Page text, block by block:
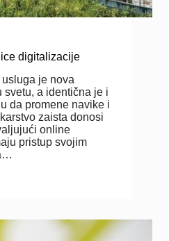
digitalizacije
je nova
svetu, a identična je i
da promene navike i
zaista donosi
online
pristup svojim